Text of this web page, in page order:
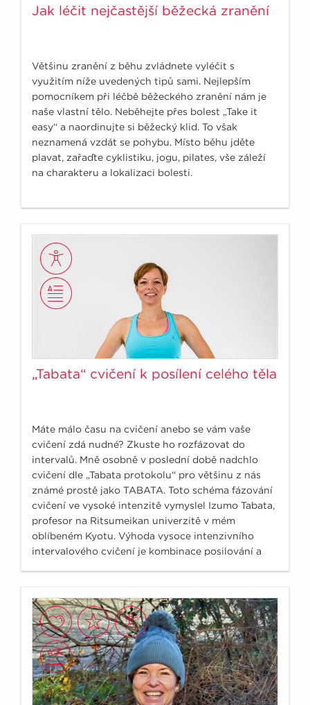
Jak léčit nejčastější běžecká zranění
Většinu zranění z běhu zvládnete vyléčit s
využitím níže uvedených tipů sami. Nejlepším
pomocníkem při léčbě běžeckého zranění nám je
naše vlastní tělo. Neběhejte přes bolest „Take it
easy“ a naordinujte si běžecký klid. To však
neznamená vzdát se pohybu. Místo běhu jděte
plavat, zařaďte cyklistiku, jogu, pilates, vše záleží
na charakteru a lokalizaci bolesti.
„Tabata“ cvičení k posílení celého těla
Máte málo času na cvičení anebo se vám vaše
cvičení zdá nudné? Zkuste ho rozfázovat do
intervalů. Mně osobně v poslední době nadchlo
cvičení dle „Tabata protokolu“ pro většinu z nás
známé prostě jako TABATA. Toto schéma fázování
cvičení ve vysoké intenzitě vymyslel Izumo Tabata,
profesor na Ritsumeikan univerzitě v mém
oblíbeném Kyotu. Výhoda vysoce intenzivního
intervalového cvičení je kombinace posilování a
minut, ve kterém zapojíte svaly celého těla.